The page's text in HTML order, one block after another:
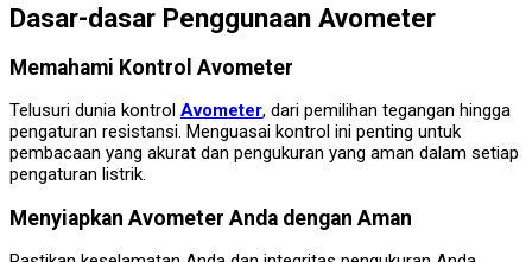
Dasar-dasar Penggunaan Avometer
Memahami Kontrol Avometer
Telusuri dunia kontrol Avometer, dari pemilihan tegangan hingga
pengaturan resistansi. Menguasai kontrol ini penting untuk
pembacaan yang akurat dan pengukuran yang aman dalam setiap
pengaturan listrik.
Menyiapkan Avometer Anda dengan Aman